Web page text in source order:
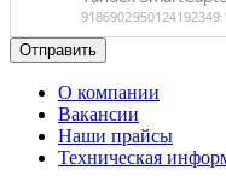
Отправить
О компании
Вакансии
Наши прайсы
Техническая